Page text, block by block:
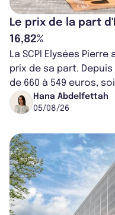
Le prix de la part
16,82%
La SCPI Elysées
prix de sa part.
de 660 à 549 euros,
16,82%. Cette nouvell...
Hana Abdelfettah
05/08/26